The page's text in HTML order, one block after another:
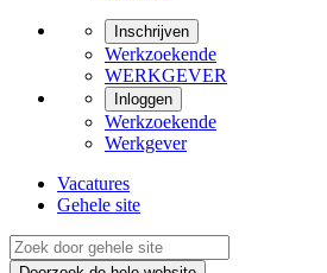
Inschrijven
Werkzoekende
WERKGEVER
Inloggen
Werkzoekende
Werkgever
Vacatures
Gehele site